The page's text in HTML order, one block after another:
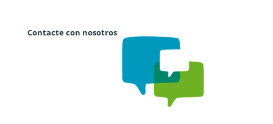
Contacte con nosotros